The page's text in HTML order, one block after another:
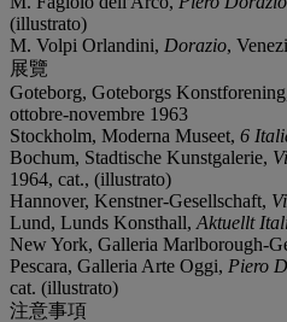
(illustrato)
M. Volpi Orlandini, Dorazio,
展覽
Goteborg, Goteborgs
ottobre-novembre 1963
Stockholm, Moderna Museet, 6
Bochum, Stadtische Kunstgalerie,
1964, cat., (illustrato)
Hannover, Kenstner-Gesellschaft,
Lund, Lunds Konsthall, Aktuellt
New York, Galleria Marlborough-
Pescara, Galleria Arte Oggi, Piero
cat. (illustrato)
注意事項